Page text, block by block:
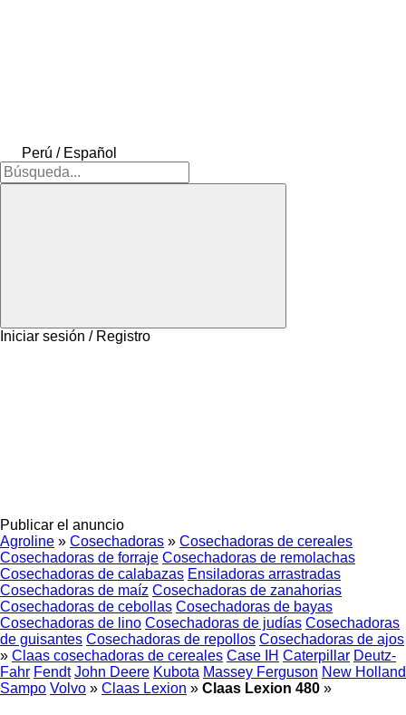
Perú / Español
Iniciar sesión / Registro
Publicar el anuncio
Agroline » Cosechadoras » Cosechadoras de cereales
Cosechadoras de forraje Cosechadoras de remolachas
Cosechadoras de calabazas Ensiladoras arrastradas
Cosechadoras de maíz Cosechadoras de zanahorias
Cosechadoras de cebollas Cosechadoras de bayas
Cosechadoras de lino Cosechadoras de judías Cosechadoras
de guisantes Cosechadoras de repollos Cosechadoras de ajos
» Claas cosechadoras de cereales Case IH Caterpillar Deutz-
Fahr Fendt John Deere Kubota Massey Ferguson New Holland
Sampo Volvo » Claas Lexion » Claas Lexion 480 »